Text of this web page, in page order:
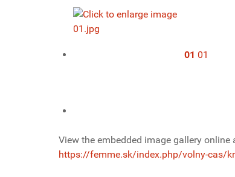
01 01
View the embedded image gallery online
https://femme.sk/index.php/volny-cas/